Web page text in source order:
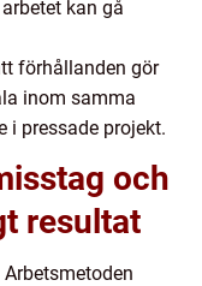
kan gå
förhållanden gör
inom samma
i pressade projekt.
och
resultat